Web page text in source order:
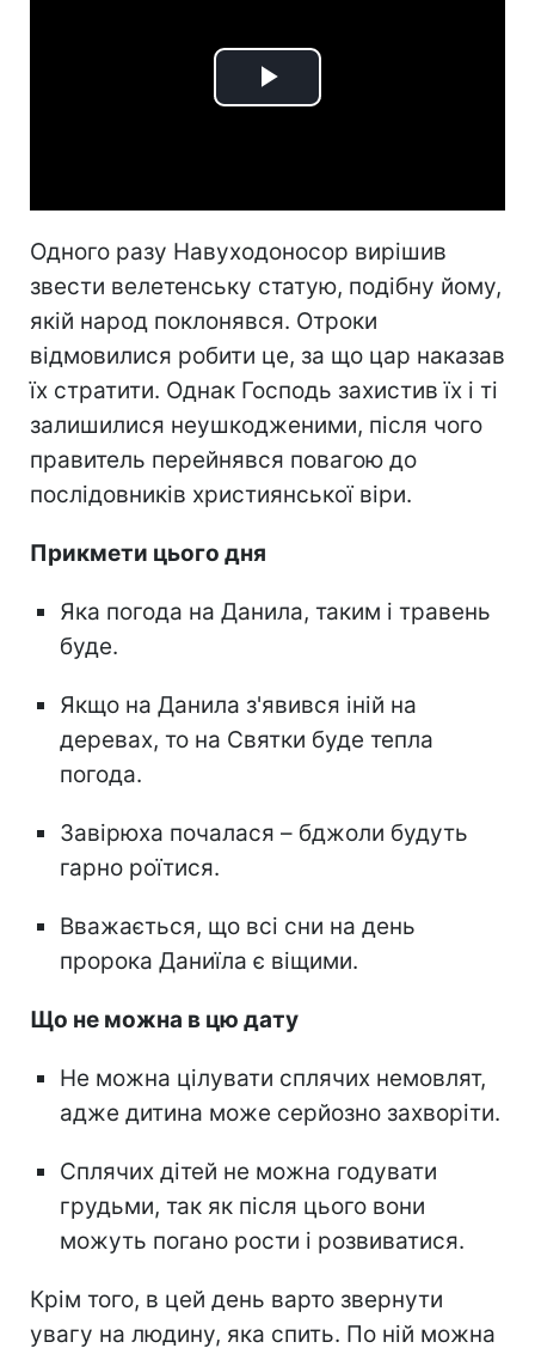
Play
Одного разу Навуходоносор вирішив
звести велетенську статую, подібну йому,
якій народ поклонявся. Отроки
відмовилися робити це, за що цар наказав
їх стратити. Однак Господь захистив їх і ті
залишилися неушкодженими, після чого
правитель перейнявся повагою до
послідовників християнської віри.
Прикмети цього дня
Яка погода на Данила, таким і травень
буде.
Якщо на Данила з'явився іній на
деревах, то на Святки буде тепла
погода.
Завірюха почалася – бджоли будуть
гарно роїтися.
Вважається, що всі сни на день
пророка Даниїла є віщими.
Що не можна в цю дату
Не можна цілувати сплячих немовлят,
адже дитина може серйозно захворіти.
Сплячих дітей не можна годувати
грудьми, так як після цього вони
можуть погано рости і розвиватися.
Крім того, в цей день варто звернути
увагу на людину, яка спить. По ній можна